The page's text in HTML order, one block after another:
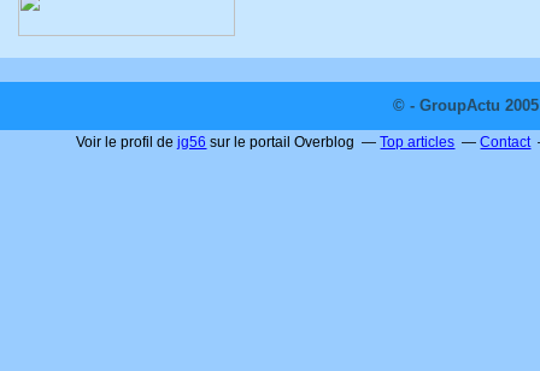
© - GroupActu
Voir le profil dejg56 sur le portail Overblog Top articles Contact